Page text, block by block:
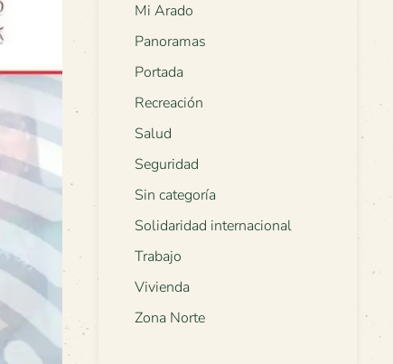
Mi Arado
Panoramas
Portada
Recreación
Salud
Seguridad
Sin categoría
Solidaridad internacional
Trabajo
Vivienda
Zona Norte